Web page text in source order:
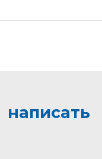
написать